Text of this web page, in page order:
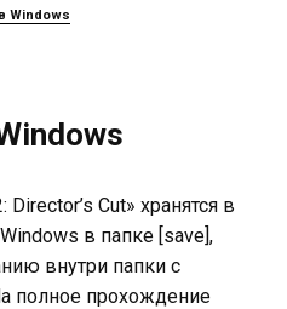
Windows
Cut» хранятся в
в папке [save],
внутри папки с
полное прохождение